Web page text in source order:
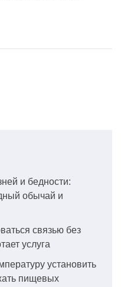
и бедности:
обычай и
связью без
услуга
установить
пищевых